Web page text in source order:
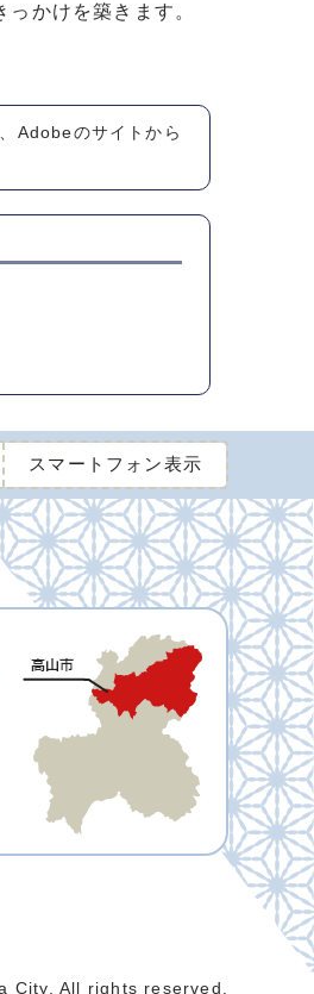
かけを築きます。
Adobeのサイトから
スマートフォン表示
City. All rights reserved.